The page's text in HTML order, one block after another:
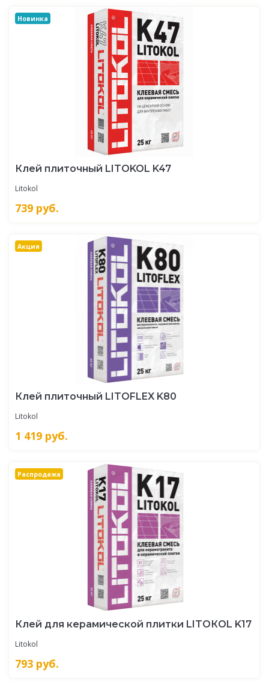
Новинка
Клей плиточный LITOKOL K47
Litokol
739 руб.
Акция
Клей плиточный LITOFLEX K80
Litokol
1 419 руб.
Распродажа
Клей для керамической плитки LITOКOL K17
Litokol
793 руб.